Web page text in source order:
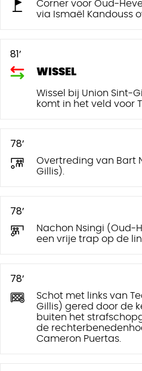
Corner voor Oud-
via Ismaël Kandouss
81’
WISSEL
Wissel bij Union Sint-
komt in het veld voor
78’
Overtreding van Bart
Gillis).
78’
Nachon Nsingi (Oud-
een vrije trap op de
78’
Schot met links van
Gillis) gered door de
buiten het
de
Cameron Puertas.